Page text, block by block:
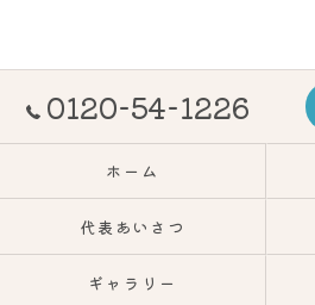
0120-54-1226
ホーム
代表あいさつ
ギャラリー